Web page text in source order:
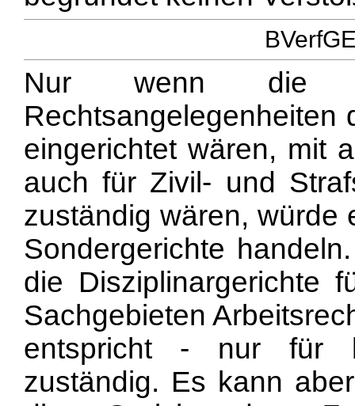
Nur wenn die
Rechtsangelegenheiten
eingerichtet wären, mit
auch für Zivil- und
zuständig wären, würde
Sondergerichte
die Disziplinargerichte
Sachgebieten
entspricht - nur für
zuständig. Es kann